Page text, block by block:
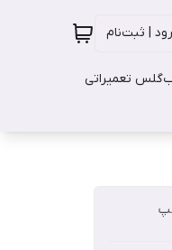
| ثبت‌نام
گلس تعمیراتی